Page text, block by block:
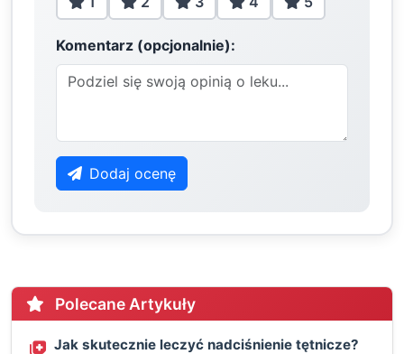
Komentarz (opcjonalnie):
Dodaj ocenę
Polecane Artykuły
Jak skutecznie leczyć nadciśnienie tętnicze?